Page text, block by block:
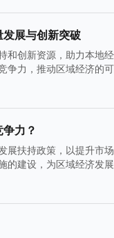
展与创新突破
和创新资源，助力本地
争力，推动区域经济的
力？
展扶持政策，以提升市
的建设，为区域经济发